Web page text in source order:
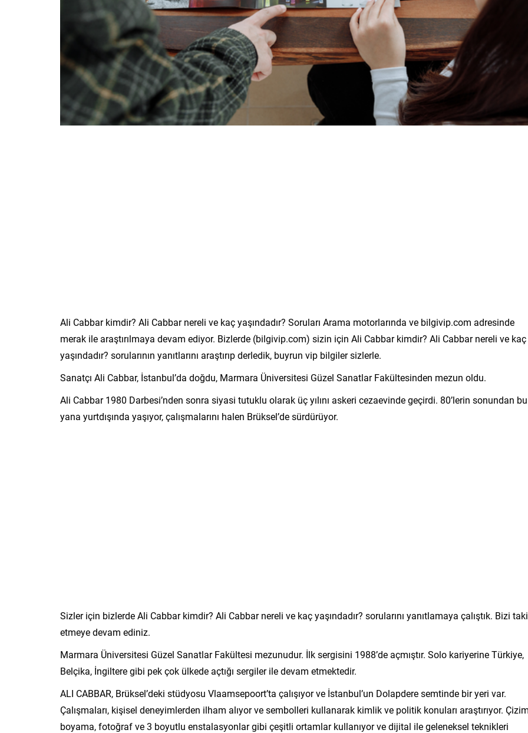
Ali Cabbar kimdir? Ali Cabbar nereli ve kaç yaşındadır? Soruları Arama motorlarında ve bilgivip.com adresinde
merak ile araştırılmaya devam ediyor. Bizlerde (bilgivip.com) sizin için Ali Cabbar kimdir? Ali Cabbar nereli ve kaç
yaşındadır? sorularının yanıtlarını araştırıp derledik, buyrun vip bilgiler sizlerle.
Sanatçı Ali Cabbar, İstanbul’da doğdu, Marmara Üniversitesi Güzel Sanatlar Fakültesinden mezun oldu.
Ali Cabbar 1980 Darbesi’nden sonra siyasi tutuklu olarak üç yılını askeri cezaevinde geçirdi. 80’lerin sonundan bu
yana yurtdışında yaşıyor, çalışmalarını halen Brüksel’de sürdürüyor.
Sizler için bizlerde Ali Cabbar kimdir? Ali Cabbar nereli ve kaç yaşındadır? sorularını yanıtlamaya çalıştık. Bizi
etmeye devam ediniz.
Marmara Üniversitesi Güzel Sanatlar Fakültesi mezunudur. İlk sergisini 1988’de açmıştır. Solo kariyerine Türkiye,
Belçika, İngiltere gibi pek çok ülkede açtığı sergiler ile devam etmektedir.
ALI CABBAR, Brüksel’deki stüdyosu Vlaamsepoort’ta çalışıyor ve İstanbul’un Dolapdere semtinde bir yeri var.
Çalışmaları, kişisel deneyimlerden ilham alıyor ve sembolleri kullanarak kimlik ve politik konuları araştırıyor.
boyama, fotoğraf ve 3 boyutlu enstalasyonlar gibi çeşitli ortamlar kullanıyor ve dijital ile geleneksel teknikleri